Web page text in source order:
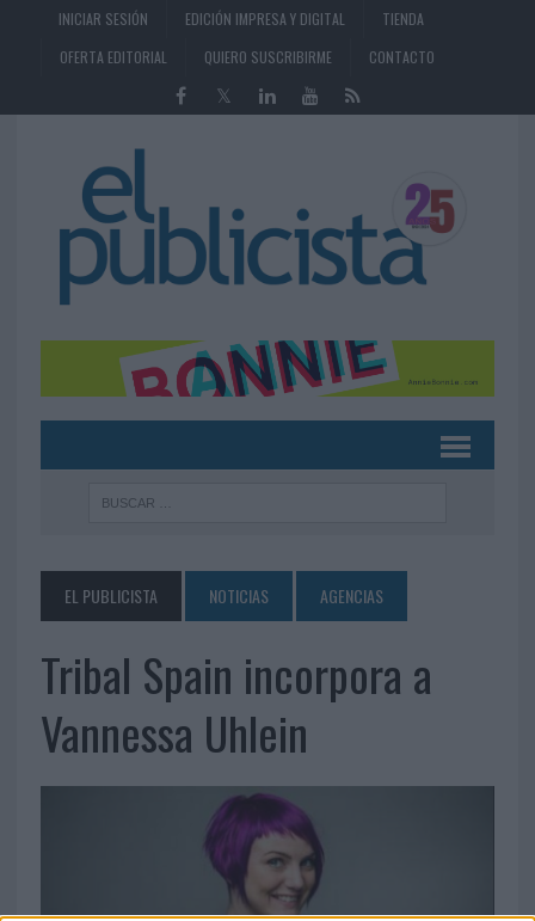
INICIAR SESIÓN EDICIÓN IMPRESA Y DIGITAL
TIENDA
OFERTA EDITORIAL
QUIERO SUSCRIBIRME CONTACTO
EL PUBLICISTA NOTICIAS AGENCIAS
Tribal Spain incorpora a
Vannessa Uhlein